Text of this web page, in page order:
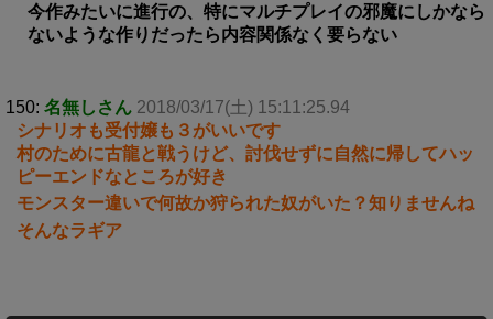
今作みたいに進行の、特にマルチプレイの邪魔にしかなら
ないような作りだったら内容関係なく要らない
150: 名無しさん 2018/03/17(土) 15:11:25.94
シナリオも受付嬢も３がいいです
村のために古龍と戦うけど、討伐せずに自然に帰してハッ
ピーエンドなところが好き
モンスター違いで何故か狩られた奴がいた？知りませんね
そんなラギア